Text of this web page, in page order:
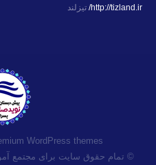
http://tizland.ir/ تیزلند
WordPress themes
© تمام حقوق سایت برای مجتمع